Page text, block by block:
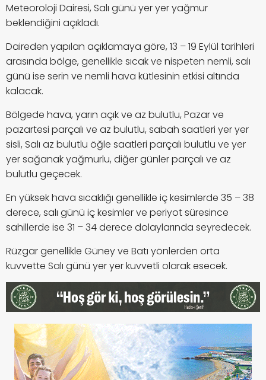
Meteoroloji Dairesi, Salı günü yer yer yağmur
beklendiğini açıkladı.
Daireden yapılan açıklamaya göre, 13 – 19 Eylül tarihleri
arasında bölge, genellikle sıcak ve nispeten nemli, salı
günü ise serin ve nemli hava kütlesinin etkisi altında
kalacak.
Bölgede hava, yarın açık ve az bulutlu, Pazar ve
pazartesi parçalı ve az bulutlu, sabah saatleri yer yer
sisli, Salı az bulutlu öğle saatleri parçalı bulutlu ve yer
yer sağanak yağmurlu, diğer günler parçalı ve az
bulutlu geçecek.
En yüksek hava sıcaklığı genellikle iç kesimlerde 35 – 38
derece, salı günü iç kesimler ve periyot süresince
sahillerde ise 31 – 34 derece dolaylarında seyredecek.
Rüzgar genellikle Güney ve Batı yönlerden orta
kuvvette Salı günü yer yer kuvvetli olarak esecek.